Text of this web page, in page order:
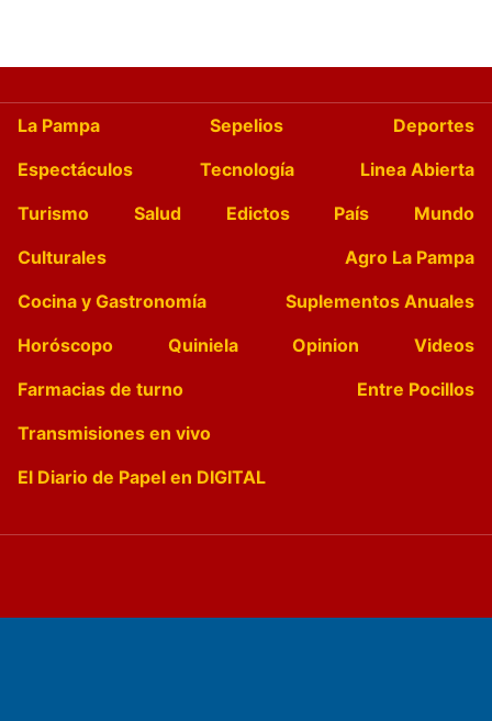
La Pampa Sepelios
Deportes
Espectáculos
Tecnología
Linea Abierta
Turismo
Salud Edictos País
Mundo
Culturales
Agro La Pampa
Cocina y Gastronomía
Suplementos Anuales
Horóscopo
Quiniela Opinion
Videos
Farmacias de turno
Entre Pocillos
Transmisiones en vivo
El Diario de Papel en DIGITAL